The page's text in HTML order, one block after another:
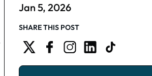
Jan 5, 2026
SHARE THIS POST